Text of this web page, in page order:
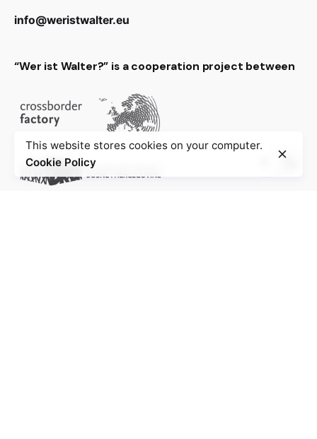
info@weristwalter.eu
“Wer ist Walter?” is a cooperation project between
This website stores cookies on your computer.
Cookie Policy